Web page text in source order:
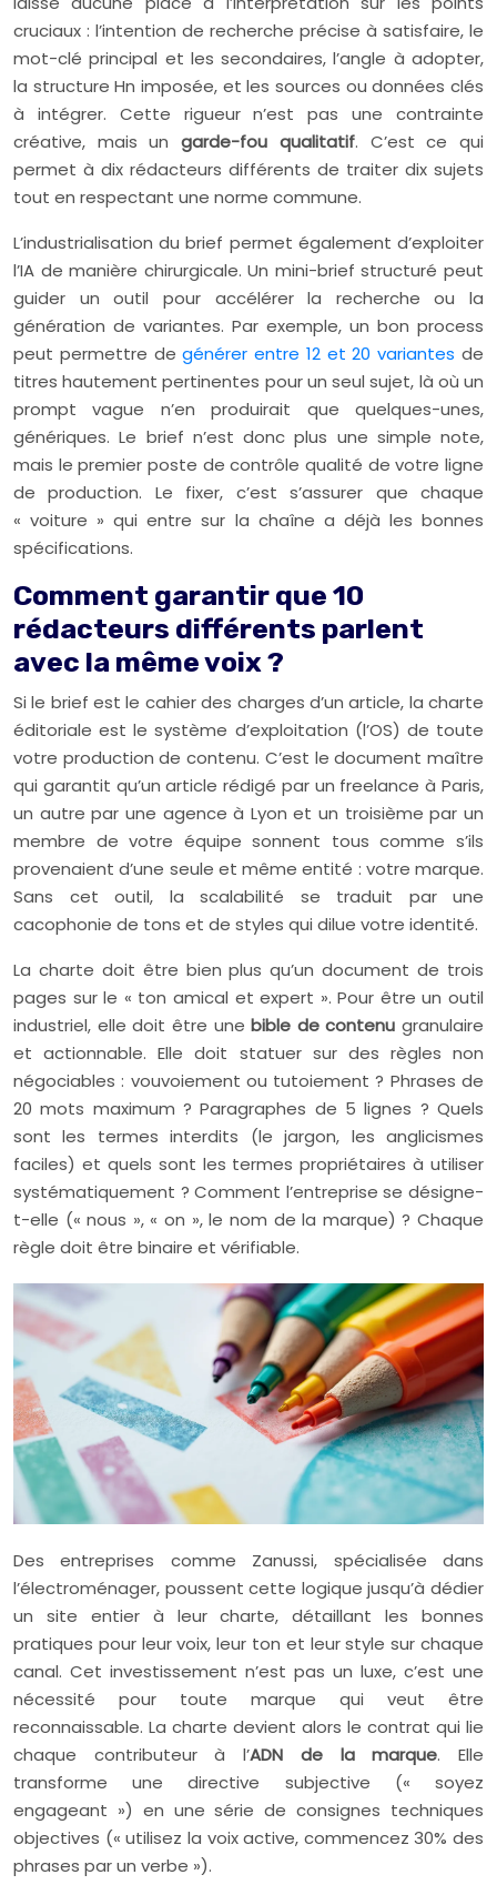
cruciaux : l’intention de recherche précise à satisfaire, le
mot-clé principal et les secondaires, l’angle à adopter,
la structure Hn imposée, et les sources ou données clés
à intégrer. Cette rigueur n’est pas une contrainte
créative, mais ungarde-fou qualitatif. C’est ce qui
permet à dix rédacteurs différents de traiter dix sujets
tout en respectant une norme commune.
L’industrialisation du brief permet également d’exploiter
l’IA de manière chirurgicale. Un mini-brief structuré peut
guider un outil pour accélérer la recherche ou la
génération de variantes. Par exemple, un bon process
peut permettre degénérer entre 12 et 20 variantes de
titres hautement pertinentes pour un seul sujet, là où un
prompt vague n’en produirait que quelques-unes,
génériques. Le brief n’est donc plus une simple note,
mais le premier poste de contrôle qualité de votre ligne
de production. Le fixer, c’est s’assurer que chaque
« voiture » qui entre sur la chaîne a déjà les bonnes
spécifications.
Comment garantir que 10
rédacteurs différents parlent
avec la même voix ?
Si le brief est le cahier des charges d’un article, la charte
éditoriale est le système d’exploitation (l’OS) de toute
votre production de contenu. C’est le document maître
qui garantit qu’un article rédigé par un freelance à Paris,
un autre par une agence à Lyon et un troisième par un
membre de votre équipe sonnent tous comme s’ils
provenaient d’une seule et même entité : votre marque.
Sans cet outil, la scalabilité se traduit par une
cacophonie de tons et de styles qui dilue votre identité.
La charte doit être bien plus qu’un document de trois
pages sur le « ton amical et expert ». Pour être un outil
industriel, elle doit être unebible de contenu granulaire
et actionnable. Elle doit statuer sur des règles non
négociables : vouvoiement ou tutoiement ? Phrases de
20 mots maximum ? Paragraphes de 5 lignes ? Quels
sont les termes interdits (le jargon, les anglicismes
faciles) et quels sont les termes propriétaires à utiliser
systématiquement ? Comment l’entreprise se désigne-
t-elle (« nous », « on », le nom de la marque) ? Chaque
règle doit être binaire et vérifiable.
Des entreprises comme Zanussi, spécialisée dans
l’électroménager, poussent cette logique jusqu’à dédier
un site entier à leur charte, détaillant les bonnes
pratiques pour leur voix, leur ton et leur style sur chaque
canal. Cet investissement n’est pas un luxe, c’est une
nécessité pour toute marque qui veut être
reconnaissable. La charte devient alors le contrat qui lie
chaque contributeur à l’ADN de la marque. Elle
transforme une directive subjective (« soyez
engageant ») en une série de consignes techniques
objectives (« utilisez la voix active, commencez 30% des
phrases par un verbe »).